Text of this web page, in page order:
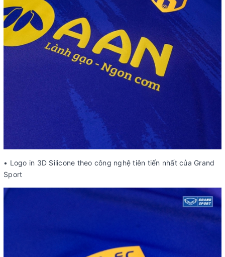
• Logo in 3D Silicone theo công nghệ tiên tiến nhất của Grand
Sport